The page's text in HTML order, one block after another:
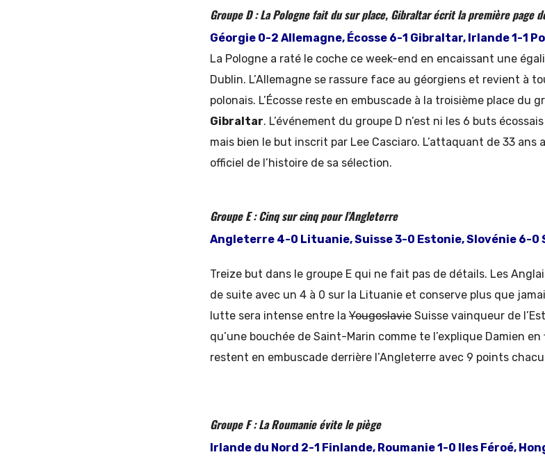
Groupe D : La Pologne fait du sur place, Gibraltar écrit la première page
Géorgie 0-2 Allemagne, Écosse 6-1 Gibraltar, Irlande 1-1
La Pologne a raté le coche ce week-end en encaissant une
Dublin. L’Allemagne se rassure face au géorgiens et revient à
polonais. L’Écosse reste en embuscade à la troisième place du
Gibraltar. L’événement du groupe D n’est ni les 6 buts
mais bien le but inscrit par Lee Casciaro. L’attaquant de 33
officiel de l’histoire de sa sélection.
Groupe E : Cinq sur cinq pour l’Angleterre
Angleterre 4-0 Lituanie, Suisse 3-0 Estonie, Slovénie 6-0
Treize but dans le groupe E qui ne fait pas de détails. Les
de suite avec un 4 à 0 sur la Lituanie et conserve plus que
lutte sera intense entre la Yougoslavie Suisse vainqueur de
qu’une bouchée de Saint-Marin comme te l’explique Damien
restent en embuscade derrière l’Angleterre avec 9 points
Groupe F : La Roumanie évite le piège
Irlande du Nord 2-1 Finlande, Roumanie 1-0 Iles Féroé,